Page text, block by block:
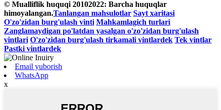
© Mualliflik huquqi 20102022: Barcha huquqlar
himoyalangan.Tanlangan mahsulotlar Sayt xaritasi
O'zo'zidan burg'ulash vinti Mahkamlagich turlari
Zanglamaydigan po'latdan yasalgan o'zo'zidan burg'ulash
vintlari O'zo'zidan burg'ulash tirkamali vintlardek Tek vintlar
Pastki vintlardek
Email yuborish
WhatsApp
x